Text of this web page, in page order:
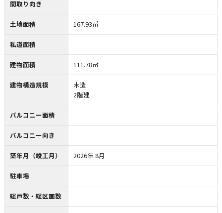
間取り向き
土地面積 167.93㎡
私道面積
建物面積 111.78㎡
建物構造規模
木造
2階建
バルコニー面積
バルコニー向き
築年月（竣工月） 2026年 8月
駐車場
総戸数・総区画数